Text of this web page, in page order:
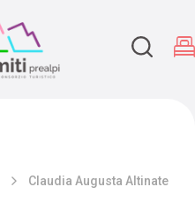
Claudia Augusta Altinate